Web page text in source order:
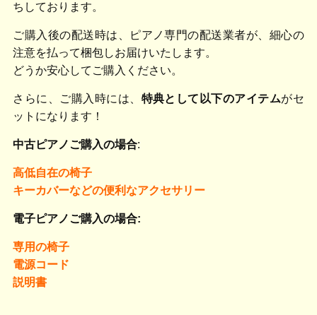
ちしております。
ご購入後の配送時は、ピアノ専門の配送業者が、細心の
注意を払って梱包しお届けいたします。
どうか安心してご購入ください。
さらに、ご購入時には、 特典として以下のアイテムがセ
ットになります！
中古ピアノご購入の場合:
高低自在の椅子
キーカバーなどの便利なアクセサリー
電子ピアノご購入の場合:
専用の椅子
電源コード
説明書